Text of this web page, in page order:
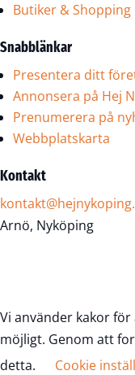
Butiker & Shopping
Snabblänkar
Presentera ditt
Annonsera på Hej
Prenumerera på
Webbplatskarta
Kontakt
Arnö, Nyköping
Vi använder kakor
möjligt. Genom att
detta.
Cookie